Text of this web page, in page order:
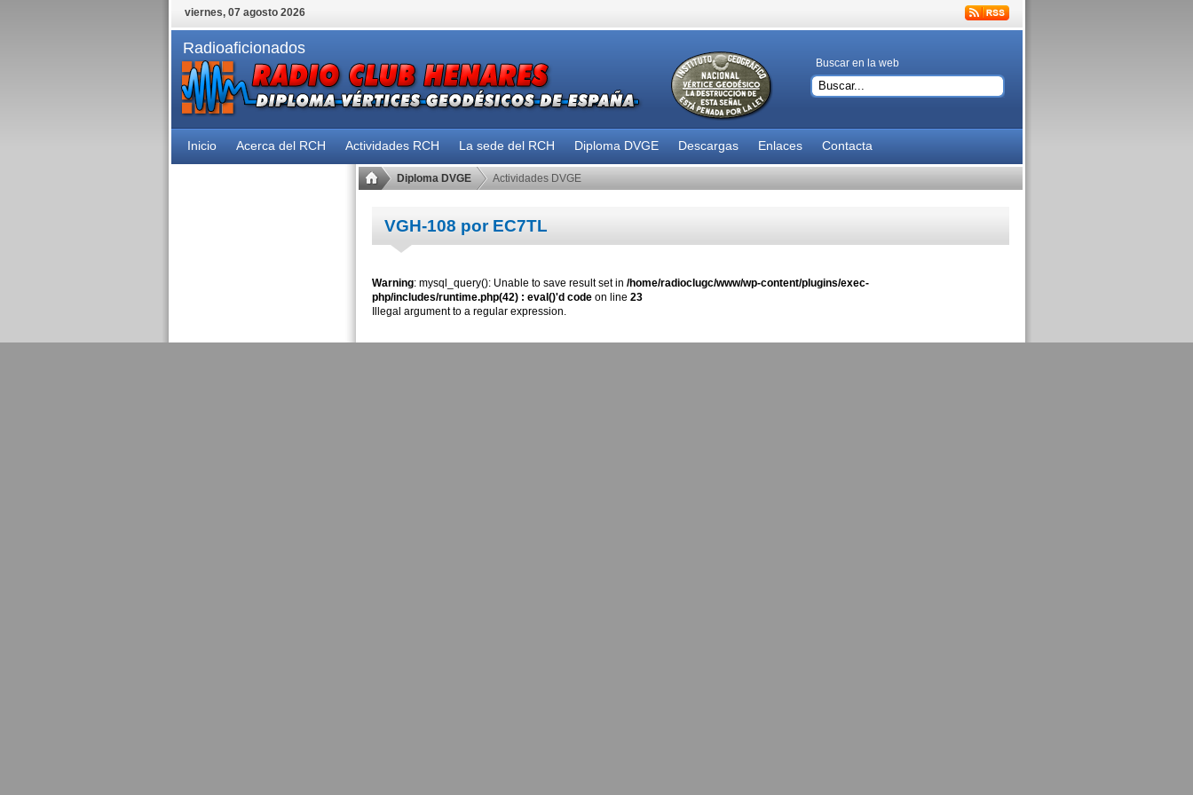
viernes, 07 agosto 2026
Radioaficionados
Buscar en la web
Inicio Acerca del RCH Actividades RCH La sede del RCH Diploma DVGE Descargas Enlaces Contacta
Diploma DVGE Actividades DVGE
VGH-108 por EC7TL
Warning: mysql_query(): Unable to save result set in /home/radioclugc/www/wp-content/plugins/exec-
php/includes/runtime.php(42) : eval()'d codeon line 23
Illegal argument to a regular expression.